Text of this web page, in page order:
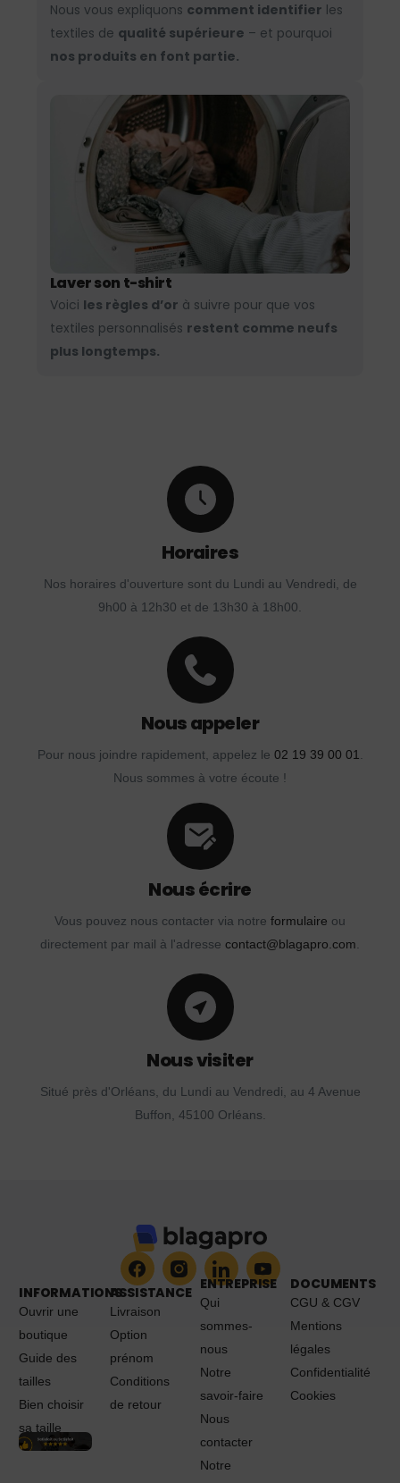
Nous vous expliquons comment identifier les
textiles de qualité supérieure – et pourquoi
nos produits en font partie.
Laver son t-shirt
Voici les règles d’or à suivre pour que vos
textiles personnalisés restent comme neufs
plus longtemps.
Horaires
Nos horaires d'ouverture sont du Lundi au Vendredi, de
9h00 à 12h30 et de 13h30 à 18h00.
Nous appeler
Pour nous joindre rapidement, appelez le 02 19 39 00 01.
Nous sommes à votre écoute !
Nous écrire
Vous pouvez nous contacter via notre formulaire ou
directement par mail à l'adresse contact@blagapro.com.
Nous visiter
Situé près d'Orléans, du Lundi au Vendredi, au 4 Avenue
Buffon, 45100 Orléans.
INFORMATIONS
Ouvrir une
boutique
Guide des
tailles
Bien choisir
sa taille
ASSISTANCE
Livraison
Option
prénom
Conditions
de retour
ENTREPRISE
Qui
sommes-
nous
Notre
savoir-faire
Nous
contacter
Notre
DOCUMENTS
CGU & CGV
Mentions
légales
Confidentialité
Cookies